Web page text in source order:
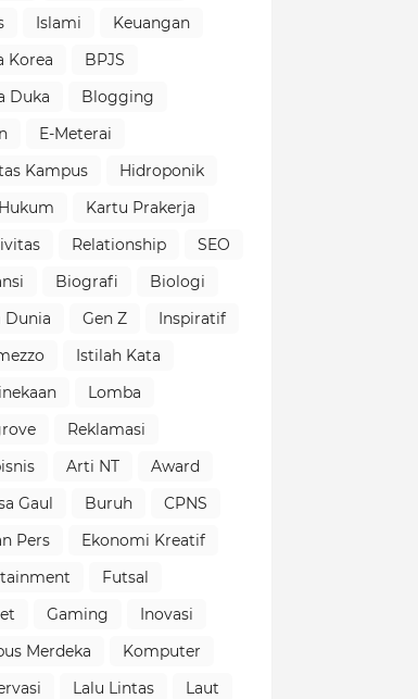
Islami
Keuangan
Korea
BPJS
Duka
Blogging
E-Meterai
Kampus
Hidroponik
Kartu Prakerja
Relationship
SEO
Biografi
Biologi
Dunia
Gen Z
Inspiratif
Istilah Kata
Lomba
Reklamasi
Arti NT
Award
Gaul
Buruh
CPNS
Pers
Ekonomi Kreatif
Futsal
Gaming
Inovasi
Merdeka
Komputer
Lalu Lintas
Laut